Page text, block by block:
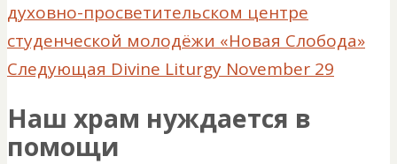
духовно-просветительском центре
студенческой молодёжи «Новая Слобода»
Следующая Divine Liturgy November 29
Наш храм нуждается в
помощи